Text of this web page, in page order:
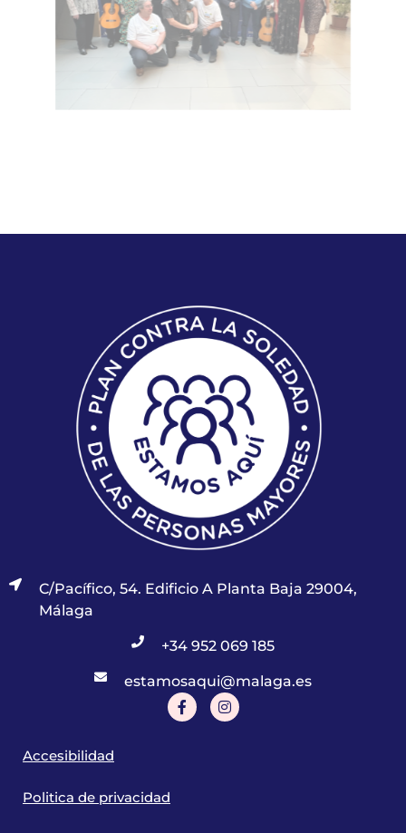
C/Pacífico, 54. Edificio A Planta Baja 29004,
Málaga
+34 952 069 185
estamosaqui@malaga.es
Accesibilidad
Politica de privacidad